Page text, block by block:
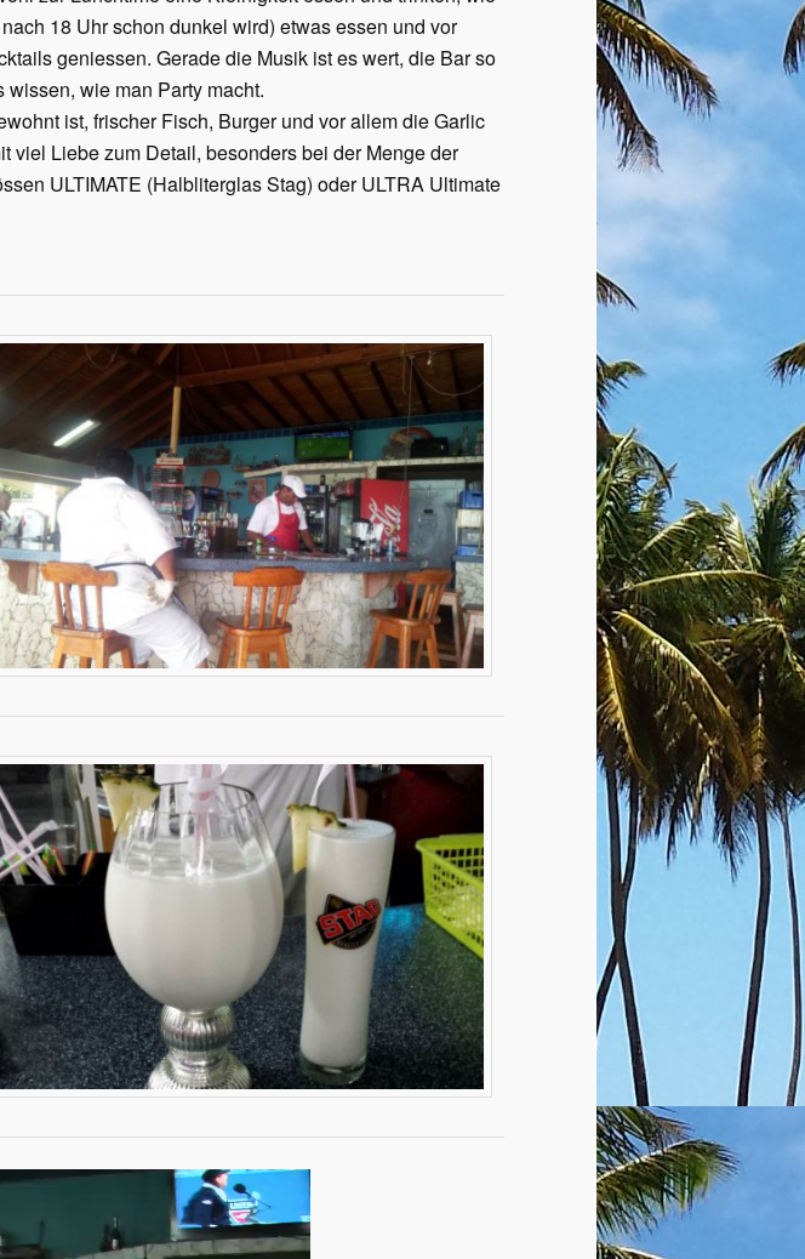
18 Uhr schon dunkel wird) etwas essen und vor
geniessen. Gerade die Musik ist es wert, die Bar so
wie man Party macht.
ist, frischer Fisch, Burger und vor allem die Garlic
Liebe zum Detail, besonders bei der Menge der
ULTIMATE (Halbliterglas Stag) oder ULTRA Ultimate